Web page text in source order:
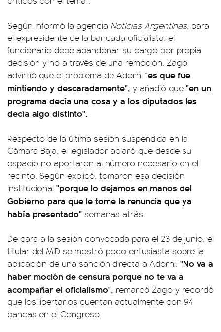
Según informó la agencia Noticias Argentinas, para
el expresidente de la bancada oficialista, el
funcionario debe abandonar su cargo por propia
decisión y no a través de una remoción. Zago
advirtió que el problema de Adorni "es que fue
mintiendo y descaradamente", y añadió que "en un
programa decía una cosa y a los diputados les
decía algo distinto".
Respecto de la última sesión suspendida en la
Cámara Baja, el legislador aclaró que desde su
espacio no aportaron al número necesario en el
recinto. Según explicó, tomaron esa decisión
institucional "porque lo dejamos en manos del
Gobierno para que le tome la renuncia que ya
había presentado" semanas atrás.
De cara a la sesión convocada para el 23 de junio, el
titular del MID se mostró poco entusiasta sobre la
aplicación de una sanción directa a Adorni. "No va a
haber moción de censura porque no te va a
acompañar el oficialismo", remarcó Zago y recordó
que los libertarios cuentan actualmente con 94
bancas en el Congreso.